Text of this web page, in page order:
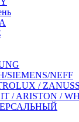
SIEMENS/NEFF
/
/ ARISTON /